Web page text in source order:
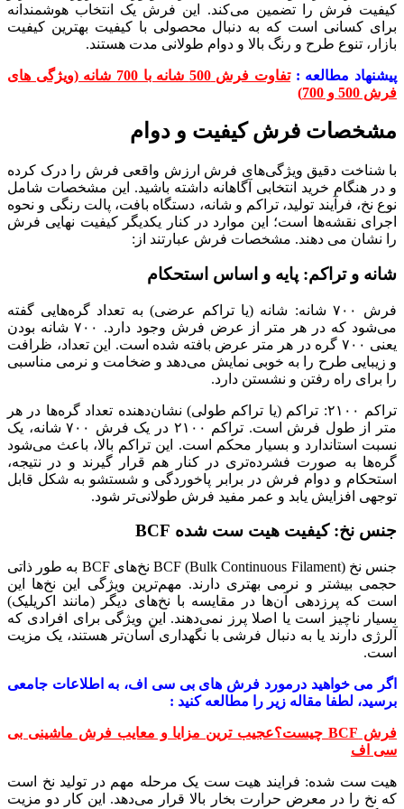
کیفیت فرش را تضمین می‌کند. این فرش یک انتخاب هوشمندانه
برای کسانی است که به دنبال محصولی با کیفیت بهترین کیفیت
بازار، تنوع طرح و رنگ بالا و دوام طولانی مدت هستند.
پیشنهاد مطالعه :
تفاوت فرش 500 شانه با 700 شانه (ویژگی های
فرش 500 و 700)
مشخصات فرش کیفیت و دوام
با شناخت دقیق ویژگی‌های فرش ارزش واقعی فرش را درک کرده
و در هنگام خرید انتخابی آگاهانه داشته باشید. این مشخصات شامل
نوع نخ، فرآیند تولید، تراکم و شانه، دستگاه بافت، پالت رنگی و نحوه
اجرای نقشه‌ها است؛ این موارد در کنار یکدیگر کیفیت نهایی فرش
را نشان می دهند. مشخصات فرش عبارتند از:
شانه و تراکم: پایه و اساس استحکام
فرش ۷۰۰ شانه: شانه (یا تراکم عرضی) به تعداد گره‌هایی گفته
می‌شود که در هر متر از عرض فرش وجود دارد. ۷۰۰ شانه بودن
یعنی ۷۰۰ گره در هر متر عرض بافته شده است. این تعداد، ظرافت
و زیبایی طرح را به خوبی نمایش می‌دهد و ضخامت و نرمی مناسبی
را برای راه رفتن و نشستن دارد.
تراکم ۲۱۰۰: تراکم (یا تراکم طولی) نشان‌دهنده تعداد گره‌ها در هر
متر از طول فرش است. تراکم ۲۱۰۰ در یک فرش ۷۰۰ شانه، یک
نسبت استاندارد و بسیار محکم است. این تراکم بالا، باعث می‌شود
گره‌ها به صورت فشرده‌تری در کنار هم قرار گیرند و در نتیجه،
استحکام و دوام فرش در برابر پاخوردگی و شستشو به شکل قابل
توجهی افزایش یابد و عمر مفید فرش طولانی‌تر شود.
جنس نخ: کیفیت هیت ست شده BCF
جنس نخ BCF (Bulk Continuous Filament) نخ‌های BCF به طور ذاتی
حجمی بیشتر و نرمی بهتری دارند. مهم‌ترین ویژگی این نخ‌ها این
است که پرزدهی آن‌ها در مقایسه با نخ‌های دیگر (مانند اکریلیک)
بسیار ناچیز است یا اصلا پرز نمی‌دهند. این ویژگی برای افرادی که
آلرژی دارند یا به دنبال فرشی با نگهداری آسان‌تر هستند، یک مزیت
است.
اگر می خواهید درمورد فرش های بی سی اف، به اطلاعات جامعی
برسید، لطفا مقاله زیر را مطالعه کنید :
فرش BCF چیست؟عجیب ترین مزایا و معایب فرش ماشینی بی
سی اف
هیت ست شده: فرایند هیت ست یک مرحله مهم در تولید نخ است
که نخ را در معرض حرارت بخار بالا قرار می‌دهد. این کار دو مزیت